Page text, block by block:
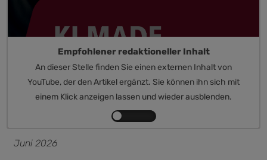
Empfohlener redaktioneller Inhalt
An dieser Stelle finden Sie einen externen Inhalt von
YouTube, der den Artikel ergänzt. Sie können ihn sich mit
einem Klick anzeigen lassen und wieder ausblenden.
Inhalte
Juni 2026